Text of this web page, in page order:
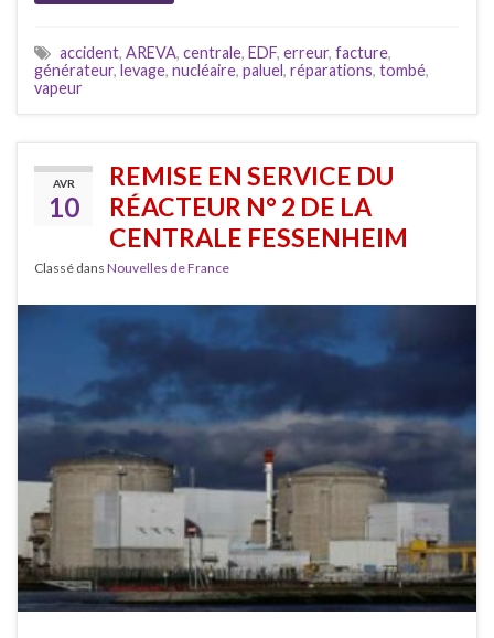
accident, AREVA, centrale, EDF, erreur, facture,
générateur, levage, nucléaire, paluel, réparations, tombé,
vapeur
AVR
10
REMISE EN SERVICE DU
RÉACTEUR N° 2 DE LA
CENTRALE FESSENHEIM
Classé dans Nouvelles de France